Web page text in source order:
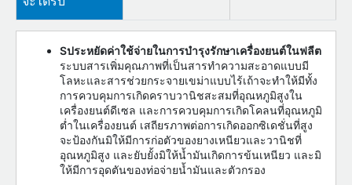
Sประหยัดค่าใช้จ่ายในการบำรุงรักษาเครื่องยนต์ในฟลีต
ระบบสารเพิ่มคุณภาพที่เป็นสารทำความสะอาดแบบมี
โลหะและสารช่วยกระจายเขม่าแบบไร้เถ้าจะทำให้มีทั้ง
การควบคุมการเกิดคราบวานิชสะสมที่อุณหภูมิสูงใน
เครื่องยนต์ดีเซล และการควบคุมการเกิดโคลนที่อุณหภูมิ
ต่ำในเครื่องยนต์ เสถียรภาพต่อการเกิดออกซิเดชั่นที่สูง
จะป้องกันมิให้มีการก่อตัวของยางเหนียวและวานิชที่
อุณหภูมิสูง และยับยั้งมิให้น้ำมันเกิดการข้นเหนียว และมิ
ให้มีการอุดตันของท่อจ่ายน้ำมันและตัวกรอง